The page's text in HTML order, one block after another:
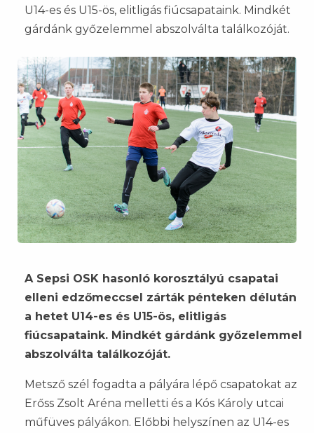
U14-es és U15-ös, elitligás fiúcsapataink. Mindkét
gárdánk győzelemmel abszolválta találkozóját.
A Sepsi OSK hasonló korosztályú csapatai
elleni edzőmeccsel zárták pénteken délután
a hetet U14-es és U15-ös, elitligás
fiúcsapataink. Mindkét gárdánk győzelemmel
abszolválta találkozóját.
Metsző szél fogadta a pályára lépő csapatokat az
Erőss Zsolt Aréna melletti és a Kós Károly utcai
műfüves pályákon. Előbbi helyszínen az U14-es